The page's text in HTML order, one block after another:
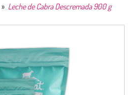
» Leche de Cabra Descremada 900 g